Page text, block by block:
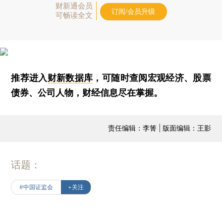
财新通会员
可畅读全文
订阅/会员升级
推荐进入财新数据库 ，可随时查阅宏观经济、股票
债券、公司人物，财经信息尽在掌握。
责任编辑：李箐 | 版面编辑：王影
话题：
#中国证监会 +关注